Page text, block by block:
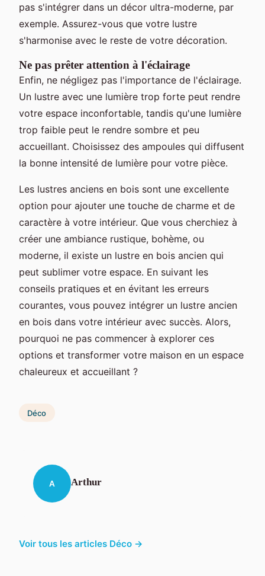
pas s'intégrer dans un décor ultra-moderne, par
exemple. Assurez-vous que votre lustre
s'harmonise avec le reste de votre décoration.
Ne pas prêter attention à l'éclairage
Enfin, ne négligez pas l'importance de l'éclairage.
Un lustre avec une lumière trop forte peut rendre
votre espace inconfortable, tandis qu'une lumière
trop faible peut le rendre sombre et peu
accueillant. Choisissez des ampoules qui diffusent
la bonne intensité de lumière pour votre pièce.
Les lustres anciens en bois sont une excellente
option pour ajouter une touche de charme et de
caractère à votre intérieur. Que vous cherchiez à
créer une ambiance rustique, bohème, ou
moderne, il existe un lustre en bois ancien qui
peut sublimer votre espace. En suivant les
conseils pratiques et en évitant les erreurs
courantes, vous pouvez intégrer un lustre ancien
en bois dans votre intérieur avec succès. Alors,
pourquoi ne pas commencer à explorer ces
options et transformer votre maison en un espace
chaleureux et accueillant ?
Déco
A Arthur
Voir tous les articles Déco →